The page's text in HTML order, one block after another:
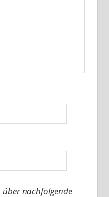
nachfolgende